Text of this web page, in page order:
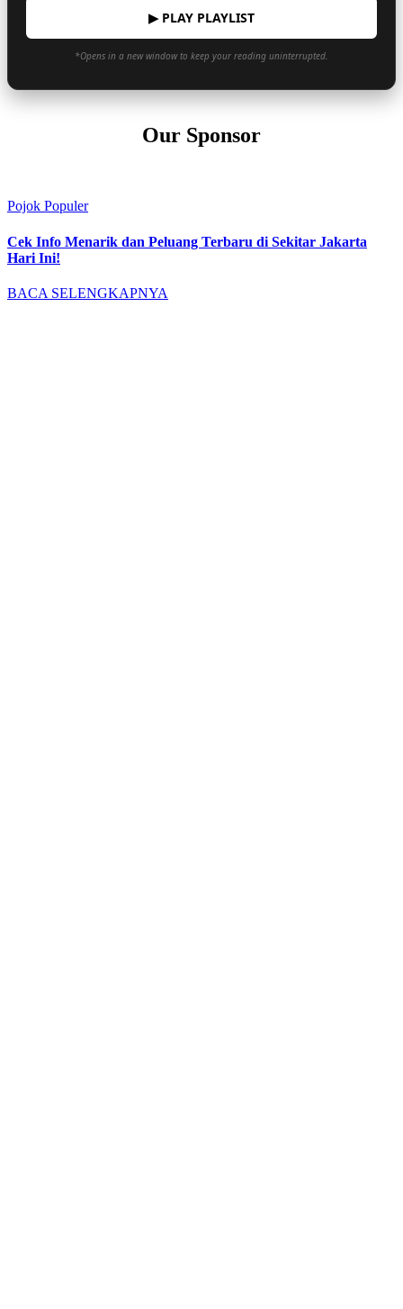
▶ PLAY PLAYLIST
*Opens in a new window to keep your reading uninterrupted.
Our Sponsor
Pojok Populer
Cek Info Menarik dan Peluang Terbaru di Sekitar Jakarta
Hari Ini!
BACA SELENGKAPNYA